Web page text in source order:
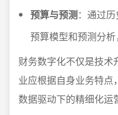
预算与预测：通过
预算模型和预测分析
财务数字化不仅是技
业应根据自身业务特
数据驱动下的精细化运